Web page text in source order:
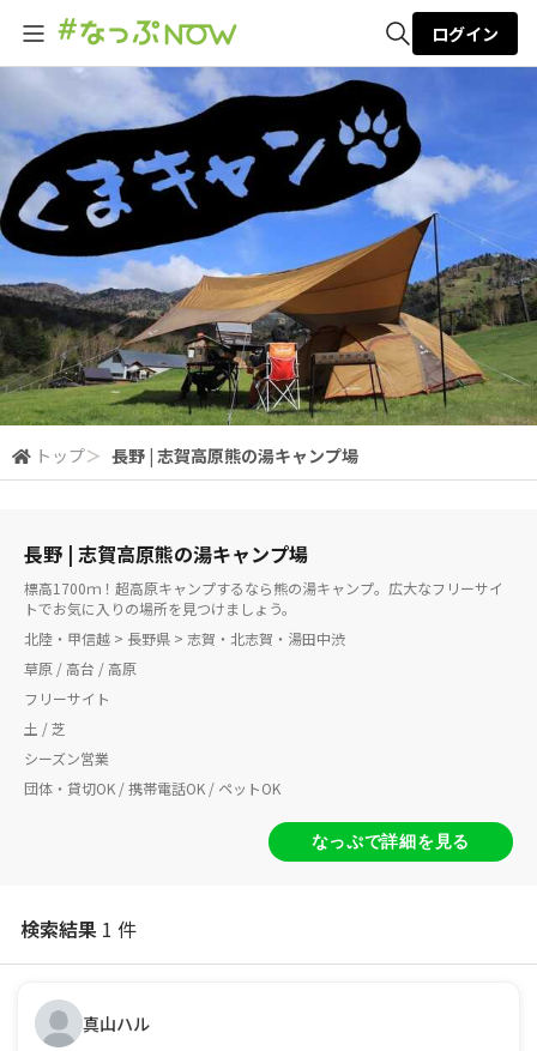
全体検索
検索
ログイン
トップ＞ 長野 | 志賀高原熊の湯キャンプ場
長野 | 志賀高原熊の湯キャンプ場
標高1700ｍ！超高原キャンプするなら熊の湯キャンプ。広大なフリーサイ
トでお気に入りの場所を見つけましょう。
北陸・甲信越 > 長野県 > 志賀・北志賀・湯田中渋
草原 / 高台 / 高原
フリーサイト
土 / 芝
シーズン営業
団体・貸切OK / 携帯電話OK / ペットOK
なっぷで詳細を見る
検索結果 1 件
真山ハル